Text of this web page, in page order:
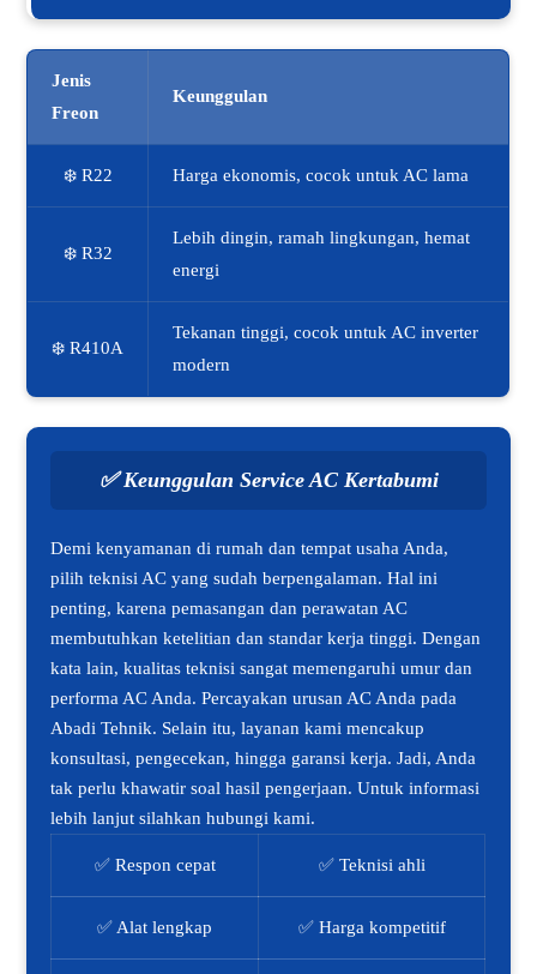
Jenis
Freon
Keunggulan
❄️ R22 Harga ekonomis, cocok untuk AC lama
❄️ R32
Lebih dingin, ramah lingkungan, hemat
energi
❄️ R410A
Tekanan tinggi, cocok untuk AC inverter
modern
✅Keunggulan Service AC Kertabumi
Demi kenyamanan di rumah dan tempat usaha Anda,
pilih teknisi AC yang sudah berpengalaman. Hal ini
penting, karena pemasangan dan perawatan AC
membutuhkan ketelitian dan standar kerja tinggi. Dengan
kata lain, kualitas teknisi sangat memengaruhi umur dan
performa AC Anda. Percayakan urusan AC Anda pada
Abadi Tehnik. Selain itu, layanan kami mencakup
konsultasi, pengecekan, hingga garansi kerja. Jadi, Anda
tak perlu khawatir soal hasil pengerjaan. Untuk informasi
lebih lanjut silahkan hubungi kami.
✅ Respon cepat ✅ Teknisi ahli
✅ Alat lengkap ✅ Harga kompetitif